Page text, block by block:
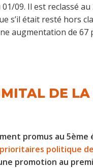
09. Il est reclassé au
s’il était resté hors
augmentation de
DE LA
promus au 5ème
politique
promotion au